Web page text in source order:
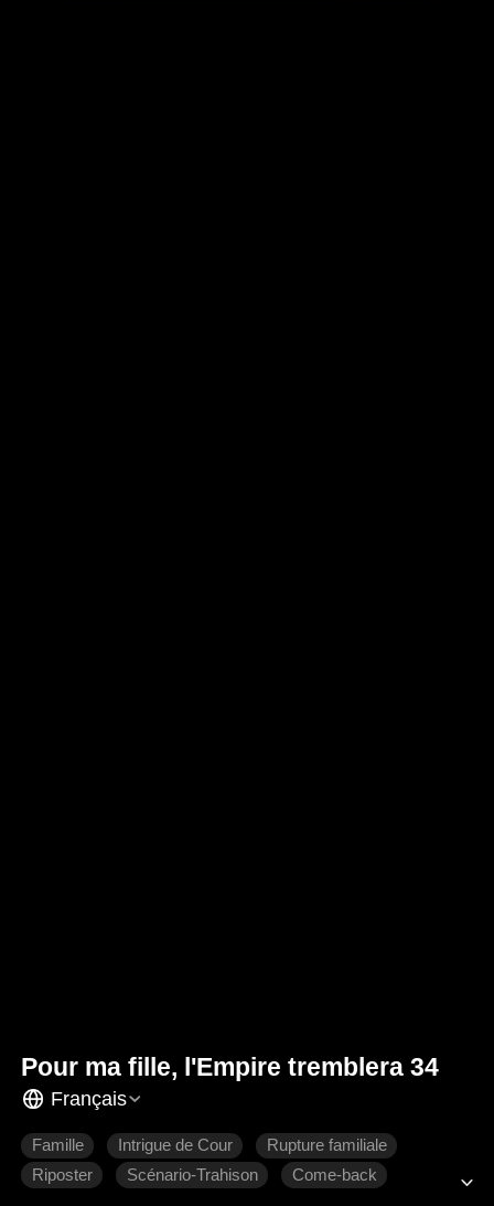
Pour ma fille, l'Empire tremblera 34
Français
Famille Intrigue de Cour
Rupture familiale
Riposter
Scénario-Trahison Come-back